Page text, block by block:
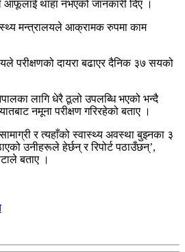
आफूलाई थाहा नभएको जानकारी दिए ।
मन्त्रालयले आक्रामक रुपमा काम
परीक्षणको दायरा बढाएर दैनिक ३७ सयको
लागि धेरै ठूलो उपलब्धि भएको भन्दै
नमूना परीक्षण गरिरहेको बताए ।
र त्यहाँको स्वास्थ्य अवस्था बुझ्नका ३
उनीहरूले हेर्छन् र रिपोर्ट पठाउँछन्’,
बताए ।